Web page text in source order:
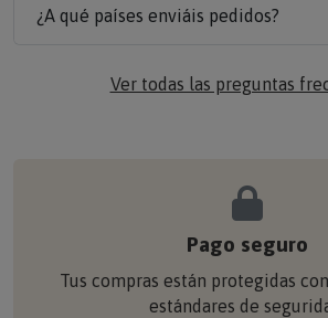
¿A qué países enviáis pedidos?
Ver todas las preguntas
Pago seguro
Tus compras están protegidas
estándares de